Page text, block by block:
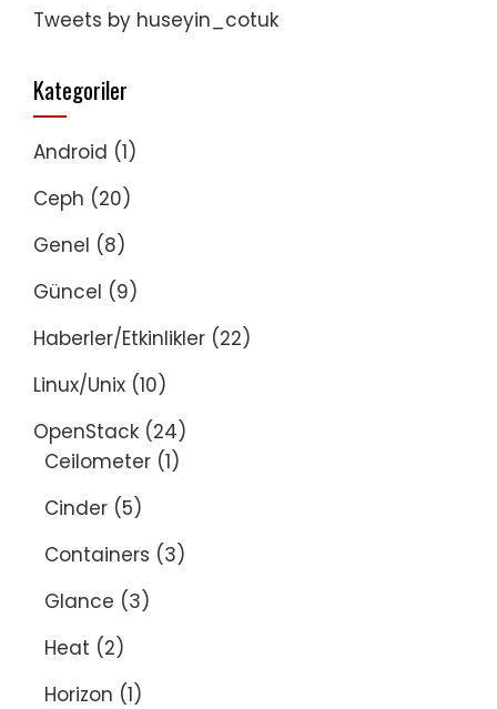
Tweets by huseyin_cotuk
Kategoriler
Android (1)
Ceph (20)
Genel (8)
Güncel (9)
Haberler/Etkinlikler (22)
Linux/Unix (10)
OpenStack (24)
Ceilometer (1)
Cinder (5)
Containers (3)
Glance (3)
Heat (2)
Horizon (1)